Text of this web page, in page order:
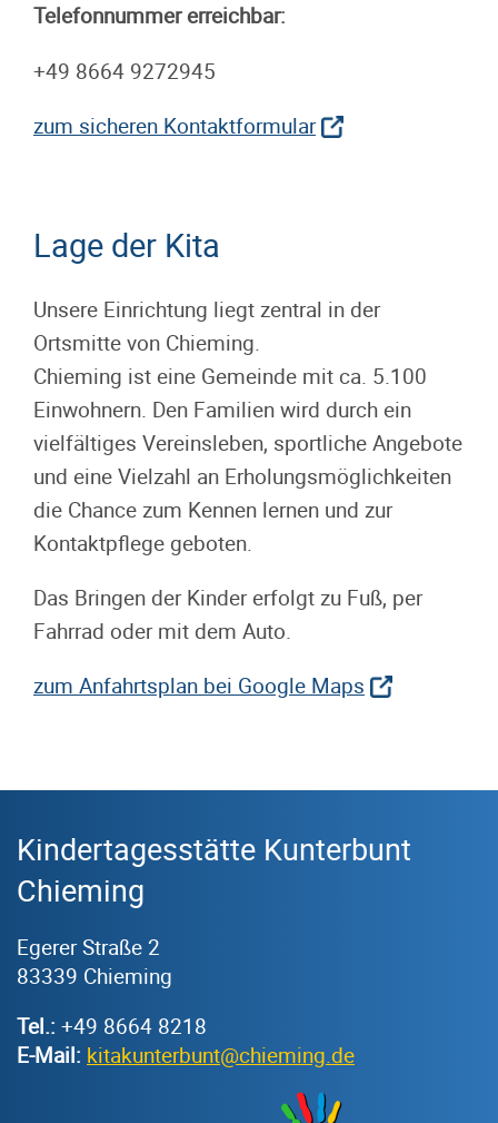
Telefonnummer erreichbar:
+49 8664 9272945
zum sicheren Kontaktformular
Lage der Kita
Unsere Einrichtung liegt zentral in der
Ortsmitte von Chieming.
Chieming ist eine Gemeinde mit ca. 5.100
Einwohnern. Den Familien wird durch ein
vielfältiges Vereinsleben, sportliche Angebote
und eine Vielzahl an Erholungsmöglichkeiten
die Chance zum Kennen lernen und zur
Kontaktpflege geboten.
Das Bringen der Kinder erfolgt zu Fuß, per
Fahrrad oder mit dem Auto.
zum Anfahrtsplan bei Google Maps
Kindertagesstätte Kunterbunt
Chieming
Egerer Straße 2
83339 Chieming
Tel.: +49 8664 8218
E-Mail: